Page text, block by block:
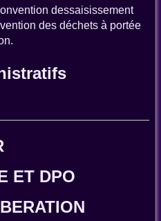
dessaisissement
des déchets à portée
ET DPO